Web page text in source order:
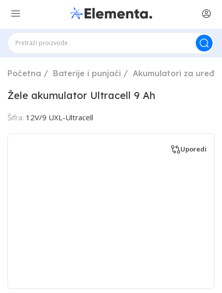
Početna Baterije i punjači Akumulatori za
Žele akumulator Ultracell 9 Ah
Šifra: 12V/9 UXL-Ultracell
Uporedi